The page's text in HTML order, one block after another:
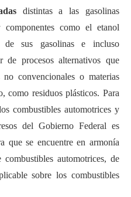
distintas a las gasolinas
como el etanol
sus gasolinas e incluso
de procesos alternativos que
no convencionales o materias
como residuos plásticos. Para
combustibles automotrices y
del Gobierno Federal es
que se encuentre en armonía
automotrices, de
sobre los combustibles